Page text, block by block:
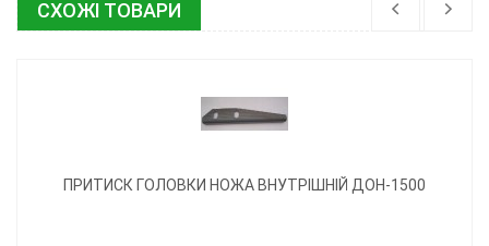
СХОЖІ ТОВАРИ
ПРИТИСК ГОЛОВКИ НОЖА ВНУТРІШНІЙ ДОН-1500